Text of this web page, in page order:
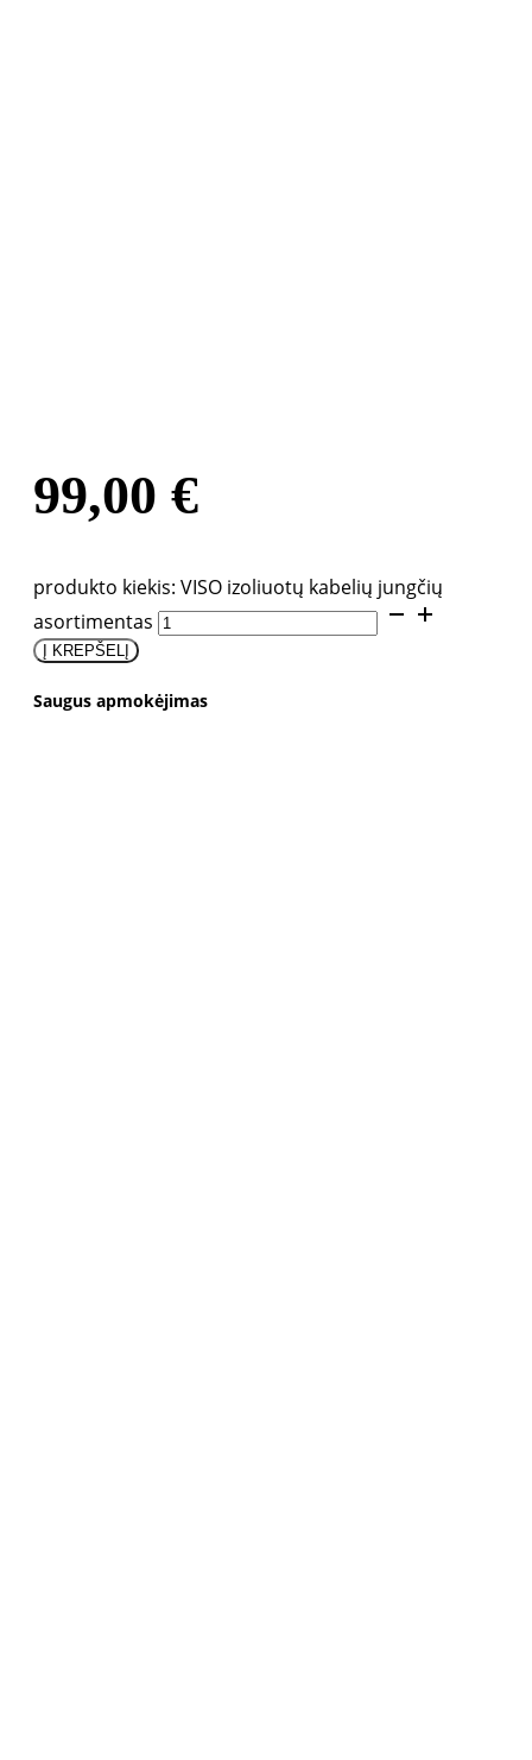
99,00 €
produkto kiekis: VISO izoliuotų kabelių jungčių
asortimentas
Į KREPŠELĮ
Saugus apmokėjimas